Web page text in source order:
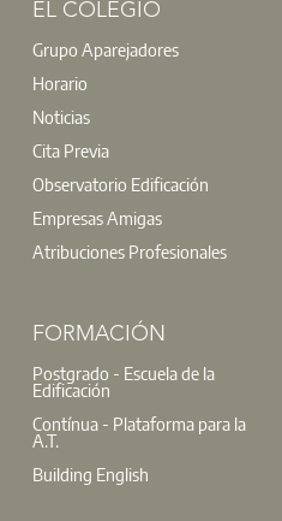
EL COLEGIO
Grupo Aparejadores
Horario
Noticias
Cita Previa
Observatorio Edificación
Empresas Amigas
Atribuciones Profesionales
FORMACIÓN
Postgrado - Escuela de la
Edificación
Contínua - Plataforma para la
A.T.
Building English